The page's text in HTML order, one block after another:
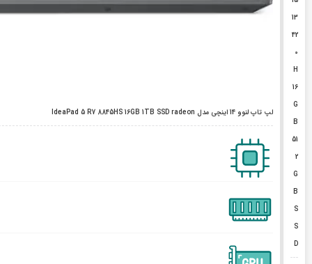
13
42
0
H
16
G
B
51
2
G
B
S
S
D
لپ تاپ لنوو 14 اینچی مدل IdeaPad 5 R7 8845HS 16GB 1TB SSD radeon